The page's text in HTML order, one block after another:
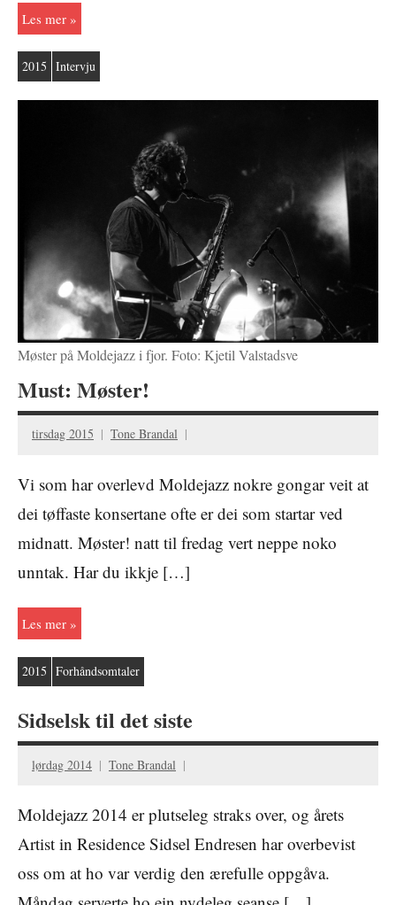
Les mer
2015 Intervju
Møster på Moldejazz i fjor. Foto: Kjetil Valstadsve
Must: Møster!
tirsdag 2015 Tone Brandal
Vi som har overlevd Moldejazz nokre gongar veit at
dei tøffaste konsertane ofte er dei som startar ved
midnatt. Møster! natt til fredag vert neppe noko
unntak. Har du ikkje […]
Les mer
2015 Forhåndsomtaler
Sidselsk til det siste
lørdag 2014 Tone Brandal
Moldejazz 2014 er plutseleg straks over, og årets
Artist in Residence Sidsel Endresen har overbevist
oss om at ho var verdig den ærefulle oppgåva.